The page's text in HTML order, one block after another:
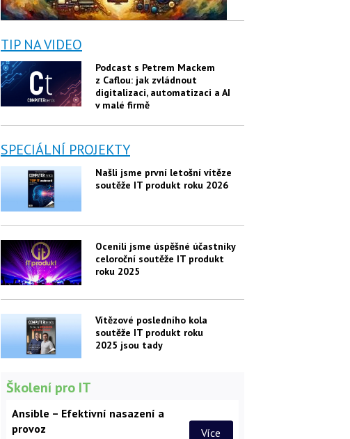
TIP NA VIDEO
Podcast s Petrem Mackem
z Caflou: jak zvládnout
digitalizaci, automatizaci a AI
v malé firmě
SPECIÁLNÍ PROJEKTY
Našli jsme první letošní vítěze
soutěže IT produkt roku 2026
Ocenili jsme úspěšné účastníky
celoroční soutěže IT produkt
roku 2025
Vítězové posledního kola
soutěže IT produkt roku
2025 jsou tady
Školení pro IT
Ansible – Efektivní nasazení a
provoz
Více